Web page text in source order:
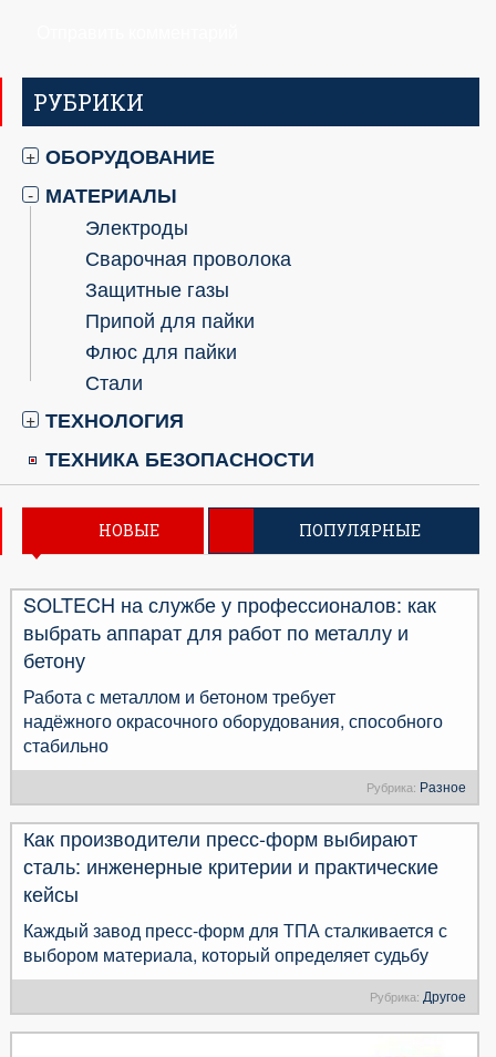
РУБРИКИ
+ ОБОРУДОВАНИЕ
- МАТЕРИАЛЫ
Электроды
Сварочная проволока
Защитные газы
Припой для пайки
Флюс для пайки
Стали
+ ТЕХНОЛОГИЯ
ТЕХНИКА БЕЗОПАСНОСТИ
НОВЫЕ ПОПУЛЯРНЫЕ
SOLTECH на службе у профессионалов: как
выбрать аппарат для работ по металлу и
бетону
Работа с металлом и бетоном требует
надёжного окрасочного оборудования, способного
стабильно
Рубрика: Разное
Как производители пресс-форм выбирают
сталь: инженерные критерии и практические
кейсы
Каждый завод пресс-форм для ТПА сталкивается с
выбором материала, который определяет судьбу
Рубрика: Другое